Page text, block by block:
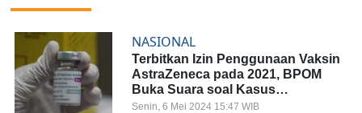
NASIONAL
Terbitkan Izin Penggunaan Vaksin
AstraZeneca pada 2021, BPOM
Buka Suara soal Kasus
Pembekuan Darah
Senin, 6 Mei 2024 15:47 WIB